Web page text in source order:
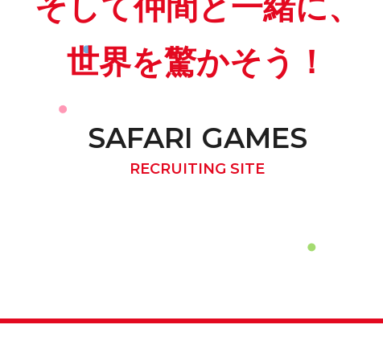
世界を驚かそう！
SAFARI GAMES
RECRUITING SITE